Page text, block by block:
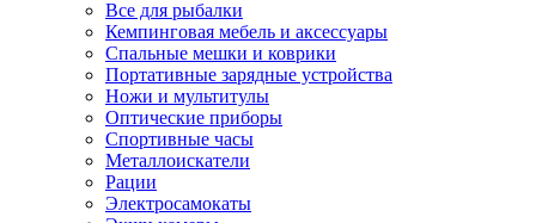
Все для рыбалки
Кемпинговая мебель и аксессуары
Спальные мешки и коврики
Портативные зарядные устройства
Ножи и мультитулы
Оптические приборы
Спортивные часы
Металлоискатели
Рации
Электросамокаты